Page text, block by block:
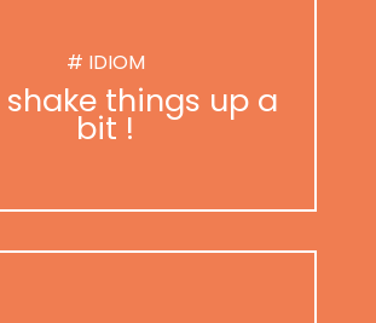
# IDIOM
shake things up a
bit !